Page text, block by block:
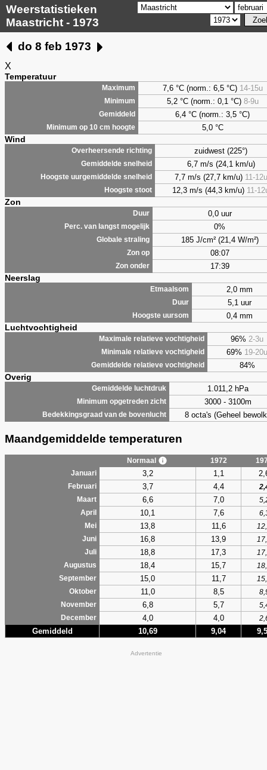
Weerstatistieken
Maastricht - 1973
do 8 feb 1973
X
Temperatuur
Maximum 7,6 °C (norm.: 6,5 °C) 14-15u
Minimum 5,2 °C (norm.: 0,1 °C) 8-9u
Gemiddeld 6,4 °C (norm.: 3,5 °C)
Minimum op 10 cm hoogte 5,0 °C
Wind
Overheersende richting zuidwest (225°)
Gemiddelde snelheid 6,7 m/s (24,1 km/u)
Hoogste uurgemiddelde snelheid 7,7 m/s (27,7 km/u) 11-12u
Hoogste stoot 12,3 m/s (44,3 km/u) 11-
Zon
Duur 0,0 uur
Perc. van langst mogelijk 0%
Globale straling 185 J/cm² (21,4 W/m²)
Zon op 08:07
Zon onder 17:39
Neerslag
Etmaalsom 2,0 mm
Duur 5,1 uur
Hoogste uursom 0,4 mm
Luchtvochtigheid
Maximale relatieve vochtigheid 96% 2-3u
Minimale relatieve vochtigheid 69% 19-20u
Gemiddelde relatieve vochtigheid 84%
Overig
Gemiddelde luchtdruk 1.011,2 hPa
Minimum opgetreden zicht 3000 - 3100m
Bedekkingsgraad van de bovenlucht 8 octa's (Geheel
Maandgemiddelde temperaturen
Normaal 1972
Januari
3,2 1,1
Februari 3,7 4,4
Maart
6,6 7,0
April
10,1 7,6
Mei
13,8 11,6
Juni
16,8 13,9
Juli
18,8 17,3
Augustus
18,4 15,7
September
15,0 11,7
Oktober
11,0 8,5
November
6,8 5,7
December
4,0 4,0
Gemiddeld 10,69 9,04
Advertentie